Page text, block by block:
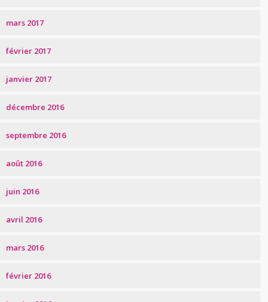
mars 2017
février 2017
janvier 2017
décembre 2016
septembre 2016
août 2016
juin 2016
avril 2016
mars 2016
février 2016